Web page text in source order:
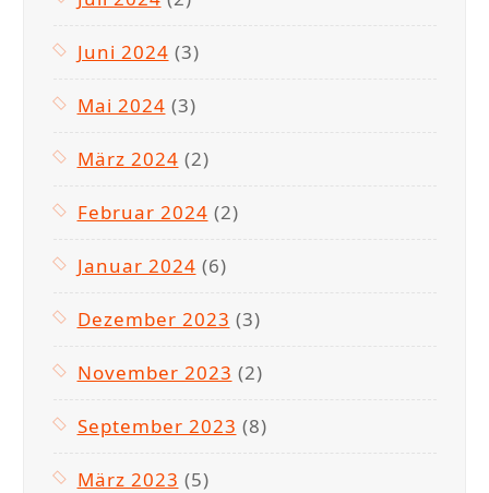
Juni 2024 (3)
Mai 2024 (3)
März 2024 (2)
Februar 2024 (2)
Januar 2024 (6)
Dezember 2023 (3)
November 2023 (2)
September 2023 (8)
März 2023 (5)